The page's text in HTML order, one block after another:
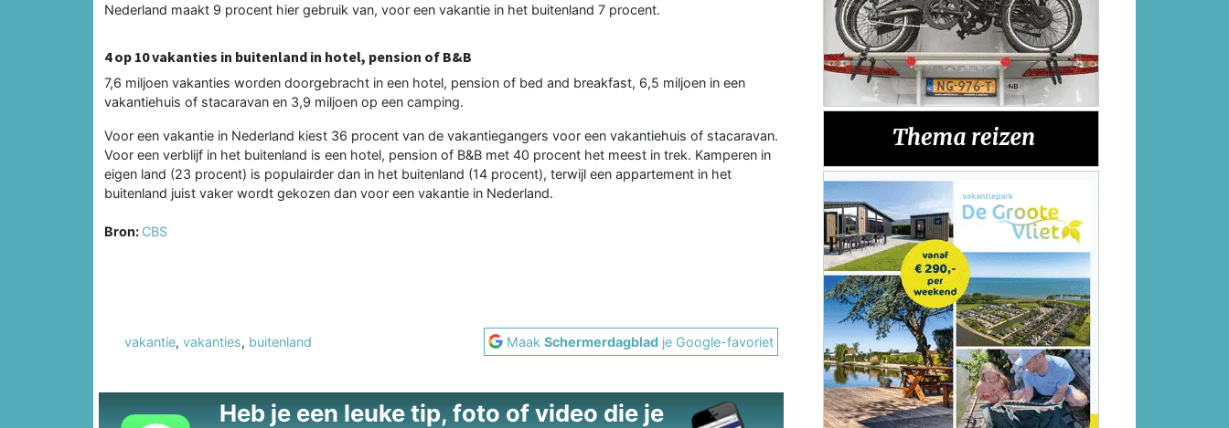
Nederland maakt 9 procent hier gebruik van, voor een vakantie in het buitenland 7 procent.
4 op 10 vakanties in buitenland in hotel, pension of B&B
7,6 miljoen vakanties worden doorgebracht in een hotel, pension of bed and breakfast, 6,5 miljoen in een
vakantiehuis of stacaravan en 3,9 miljoen op een camping.
Voor een vakantie in Nederland kiest 36 procent van de vakantiegangers voor een vakantiehuis of stacaravan.
Voor een verblijf in het buitenland is een hotel, pension of B&B met 40 procent het meest in trek. Kamperen in
eigen land (23 procent) is populairder dan in het buitenland (14 procent), terwijl een appartement in het
buitenland juist vaker wordt gekozen dan voor een vakantie in Nederland.
Bron: CBS
vakantie, vakanties, buitenland MaakSchermerdagblad je Google-favoriet
Heb je een leuke tip, foto of video die je